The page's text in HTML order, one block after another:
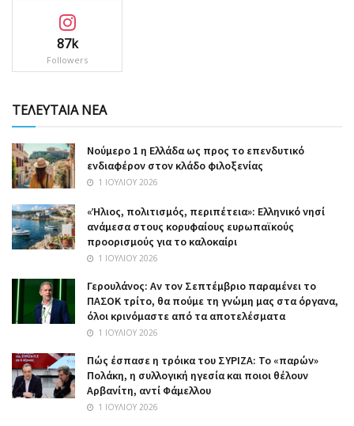
87k
Followers
ΤΕΛΕΥΤΑΙΑ ΝΕΑ
Nούμερο 1 η Ελλάδα ως προς το επενδυτικό
ενδιαφέρον στον κλάδο φιλοξενίας
1 ΙΟΥΛΊΟΥ 2026
«Ήλιος, πολιτισμός, περιπέτεια»: Ελληνικό νησί
ανάμεσα στους κορυφαίους ευρωπαϊκούς
προορισμούς για το καλοκαίρι
1 ΙΟΥΛΊΟΥ 2026
Γερουλάνος: Αν τον Σεπτέμβριο παραμένει το
ΠΑΣΟΚ τρίτο, θα πούμε τη γνώμη μας στα όργανα,
όλοι κρινόμαστε από τα αποτελέσματα
1 ΙΟΥΛΊΟΥ 2026
Πώς έσπασε η τρόικα του ΣΥΡΙΖΑ: Το «παρών»
Πολάκη, η συλλογική ηγεσία και ποιοι θέλουν
Αρβανίτη, αντί Φάμελλου
1 ΙΟΥΛΊΟΥ 2026